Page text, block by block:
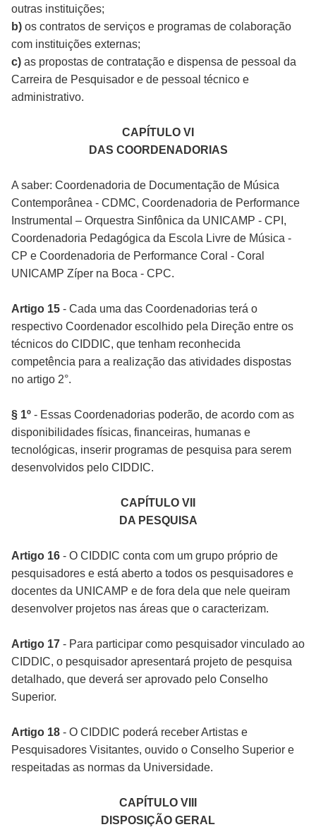
outras instituições;
b) os contratos de serviços e programas de colaboração
com instituições externas;
c) as propostas de contratação e dispensa de pessoal da
Carreira de Pesquisador e de pessoal técnico e
administrativo.
CAPÍTULO VI
DAS COORDENADORIAS
A saber: Coordenadoria de Documentação de Música
Contemporânea - CDMC, Coordenadoria de Performance
Instrumental – Orquestra Sinfônica da UNICAMP - CPI,
Coordenadoria Pedagógica da Escola Livre de Música -
CP e Coordenadoria de Performance Coral - Coral
UNICAMP Zíper na Boca - CPC.
Artigo 15 - Cada uma das Coordenadorias terá o
respectivo Coordenador escolhido pela Direção entre os
técnicos do CIDDIC, que tenham reconhecida
competência para a realização das atividades dispostas
no artigo 2°.
§ 1º - Essas Coordenadorias poderão, de acordo com as
disponibilidades físicas, financeiras, humanas e
tecnológicas, inserir programas de pesquisa para serem
desenvolvidos pelo CIDDIC.
CAPÍTULO VII
DA PESQUISA
Artigo 16 - O CIDDIC conta com um grupo próprio de
pesquisadores e está aberto a todos os pesquisadores e
docentes da UNICAMP e de fora dela que nele queiram
desenvolver projetos nas áreas que o caracterizam.
Artigo 17 - Para participar como pesquisador vinculado ao
CIDDIC, o pesquisador apresentará projeto de pesquisa
detalhado, que deverá ser aprovado pelo Conselho
Superior.
Artigo 18 - O CIDDIC poderá receber Artistas e
Pesquisadores Visitantes, ouvido o Conselho Superior e
respeitadas as normas da Universidade.
CAPÍTULO VIII
DISPOSIÇÃO GERAL